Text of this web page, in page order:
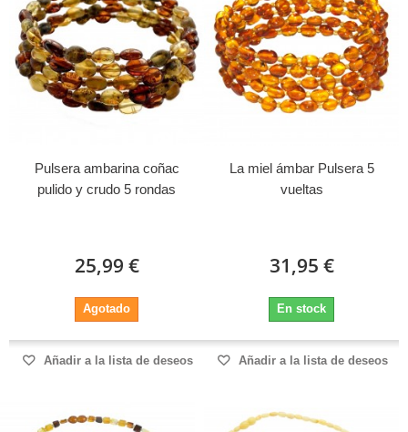
Pulsera ambarina coñac
pulido y crudo 5 rondas
25,99 €
Agotado
Añadir a la lista de deseos
La miel ámbar Pulsera 5
vueltas
31,95 €
En stock
Añadir a la lista de deseos